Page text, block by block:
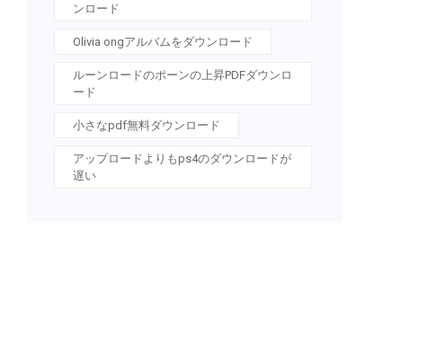
ンロード
Olivia ongアルバムをダウンロード
ルーンロードのポーンの上昇PDFダウンロ
ード
小さなpdf無料ダウンロード
アップロードよりもps4のダウンロードが
遅い